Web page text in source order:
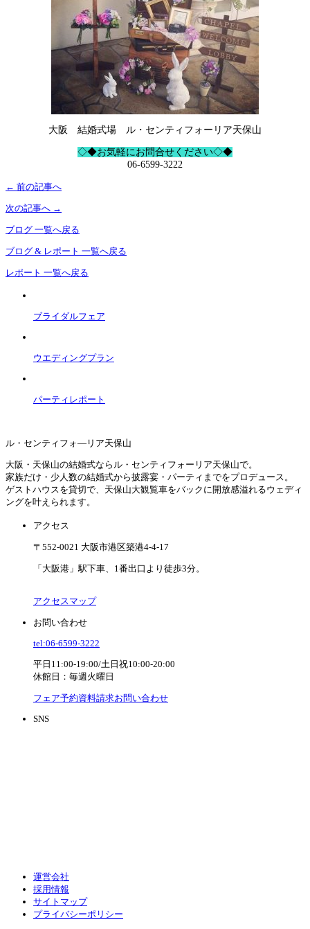
大阪 結婚式場 ル・センティフォーリア天保山
◇◆お気軽にお問合せください◇◆
06-6599-3222
← 前の記事へ
次の記事へ →
ブログ 一覧へ戻る
ブログ & レポート 一覧へ戻る
レポート 一覧へ戻る
ブライダルフェア
ウエディングプラン
パーティレポート
ル・センティフォ―リア天保山
大阪・天保山の結婚式ならル・センティフォーリア天保山で。
家族だけ・少人数の結婚式から披露宴・パーティまでをプロデュース。
ゲストハウスを貸切で、天保山大観覧車をバックに開放感溢れるウェディ
ングを叶えられます。
アクセス
〒552-0021 大阪市港区築港4-4-17
「大阪港」駅下車、1番出口より徒歩3分。
アクセスマップ
お問い合わせ
tel:06-6599-3222
平日11:00-19:00/土日祝10:00-20:00
休館日：毎週火曜日
フェア予約資料請求お問い合わせ
SNS
運営会社
採用情報
サイトマップ
プライバシーポリシー